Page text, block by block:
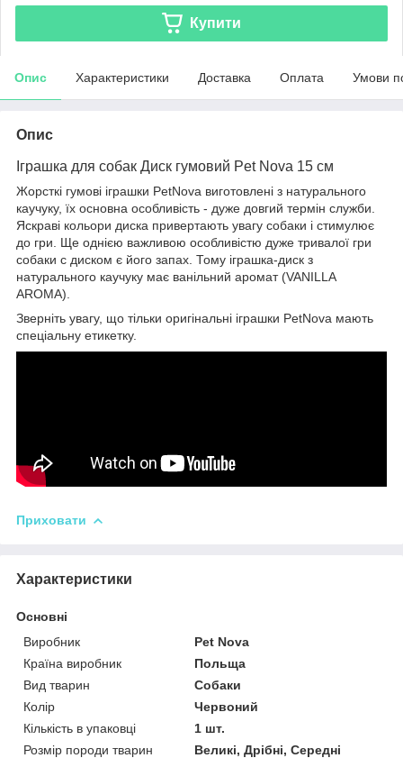
Купити
Опис Характеристики Доставка Оплата Умови
Опис
Іграшка для собак Диск гумовий Pet Nova 15 см
Жорсткі гумові іграшки PetNova виготовлені з натурального
каучуку, їх основна особливість - дуже довгий термін служби.
Яскраві кольори диска привертають увагу собаки і стимулює
до гри. Ще однією важливою особливістю дуже тривалої гри
собаки c диском є його запах. Тому іграшка-диск з
натурального каучуку має ванільний аромат (VANILLA
AROMA).
Зверніть увагу, що тільки оригінальні іграшки PetNova мають
спеціальну етикетку.
Приховати
Характеристики
Основні
Виробник
Pet Nova
Країна виробник
Польща
Вид тварин
Собаки
Колір
Червоний
Кількість в упаковці
1 шт.
Розмір породи тварин
Великі, Дрібні, Середні